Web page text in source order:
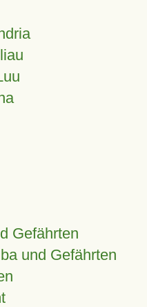
Gefährten
und Gefährten